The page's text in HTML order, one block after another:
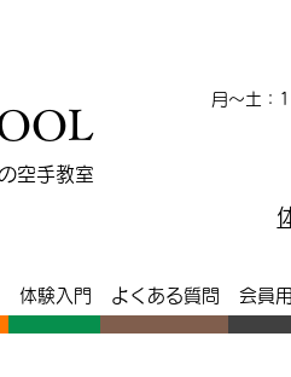
空手教室
月～土：
体験入門 よくある質問 会員用